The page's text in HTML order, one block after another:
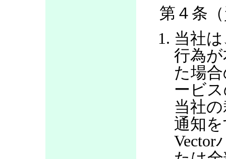
第４条
当社
行為
た場
ービ
当社
通知
Vector